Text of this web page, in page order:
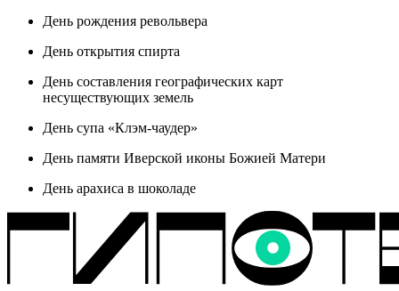
День рождения револьвера
День открытия спирта
День составления географических карт
несуществующих земель
День супа «Клэм-чаудер»
День памяти Иверской иконы Божией Матери
День арахиса в шоколаде